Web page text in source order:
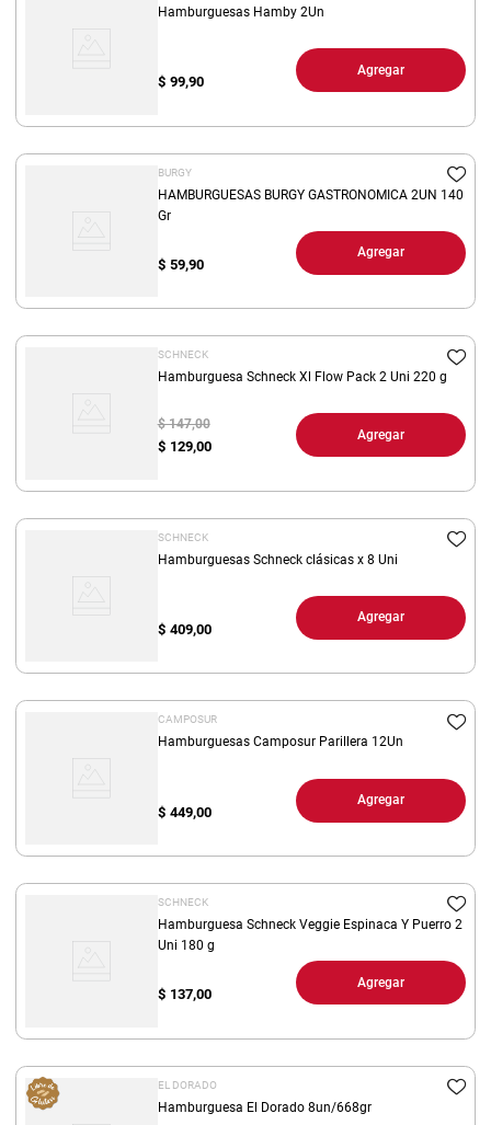
Hamburguesas Hamby 2Un
$ 99,90
Agregar
BURGY
HAMBURGUESAS BURGY GASTRONOMICA 2UN 140
Gr
$ 59,90
Agregar
SCHNECK
Hamburguesa Schneck Xl Flow Pack 2 Uni 220 g
$ 129,00
$ 147,00
Agregar
SCHNECK
Hamburguesas Schneck clásicas x 8 Uni
$ 409,00
Agregar
CAMPOSUR
Hamburguesas Camposur Parillera 12Un
$ 449,00
Agregar
SCHNECK
Hamburguesa Schneck Veggie Espinaca Y Puerro 2
Uni 180 g
$ 137,00
Agregar
EL DORADO
Hamburguesa El Dorado 8un/668gr